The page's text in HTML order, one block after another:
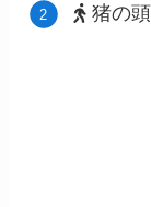
猪の